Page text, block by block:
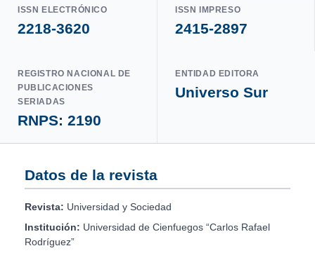
ISSN ELECTRÓNICO
2218-3620
ISSN IMPRESO
2415-2897
REGISTRO NACIONAL DE
PUBLICACIONES
SERIADAS
RNPS: 2190
ENTIDAD EDITORA
Universo Sur
Datos de la revista
Revista: Universidad y Sociedad
Institución: Universidad de Cienfuegos “Carlos Rafael
Rodríguez”